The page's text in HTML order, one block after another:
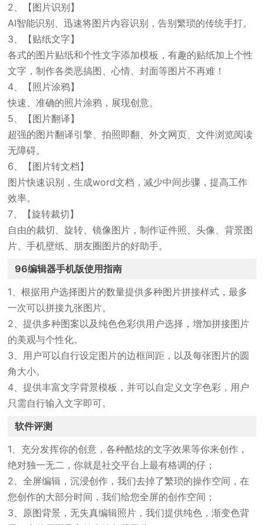
2、【图片识别】
AI智能识别、迅速将图片内容识别，告别繁琐的传统手打。
3、【贴纸文字】
各式的图片贴纸和个性文字添加模板，有趣的贴纸加上个性
文字，制作各类恶搞图、心情、封面等图片不再难！
4、【照片涂鸦】
快速、准确的照片涂鸦，展现创意。
5、【图片翻译】
超强的图片翻译引擎、拍照即翻、外文网页、文件浏览阅读
无障碍。
6、【图片转文档】
图片快速识别，生成word文档，减少中间步骤，提高工作
效率。
7、【旋转裁切】
自由的裁切、旋转、镜像图片，制作证件照、头像、背景图
片、手机壁纸、朋友圈图片的好助手。
96编辑器手机版使用指南
1、根据用户选择图片的数量提供多种图片拼接样式，最多
一次可以拼接九张图片。
2、提供多种图案以及纯色色彩供用户选择，增加拼接图片
的美观与个性化。
3、用户可以自行设定图片的边框间距，以及每张图片的圆
角大小。
4、提供丰富文字背景模板，并可以自定义文字色彩，用户
只需自行输入文字即可。
软件评测
1、充分发挥你的创意，各种酷炫的文字效果等你来创作，
绝对独一无二，你就是社交平台上最有格调的仔；
2、全屏编辑，沉浸创作，我们去掉了繁琐的操作空间，在
您创作的大部分时间，我们给您全屏的创作空间；
3、原图背景，无失真编辑照片，我们提供纯色，渐变色背